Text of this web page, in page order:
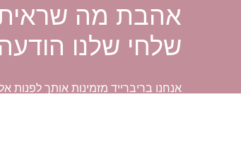
אהבת מה
שלחי שלנו
אנחנו בריברייד מזמינות אותך לפנות